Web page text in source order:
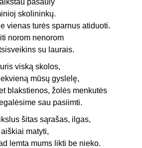
pasauly
skolininkų.
vienas turės sparnus atiduoti.
norom nenorom
su laurais.
viską skolos,
mūsų gyslelę,
blakstienos, žolės menkutės
sau pasiimti.
šitas sąrašas, ilgas,
aiškiai matyti,
lemta mums likti be nieko.